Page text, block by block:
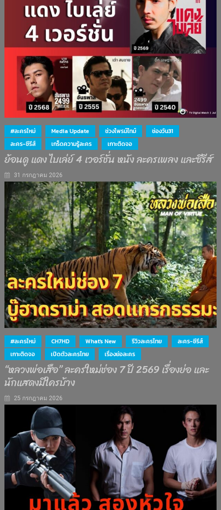
#ละครใหม่ Media Update ช่วงไพรม์ไทม์
ช่องวัน31
ละคร-ซีรีส์
เกร็ดความรู้ละคร เกาะติดจอ
ย้อนดู แดง ไบเล่ย์ 4 เวอร์ชั่น หนัง ละครเพลง และซีรีส์
31 กรกฎาคม 2026
#ละครใหม่ CH7HD What's New รีวิวละครไทย
ละคร-ซีรีส์
เกาะติดจอ
เปิดตัวละครไทย เรื่องย่อละคร
“หลวงพ่อเสือ” ละครใหม่ช่อง 7 ปี 2569 เรื่องย่อ และ
นักแสดงมีใครบ้าง
25 กรกฎาคม 2026